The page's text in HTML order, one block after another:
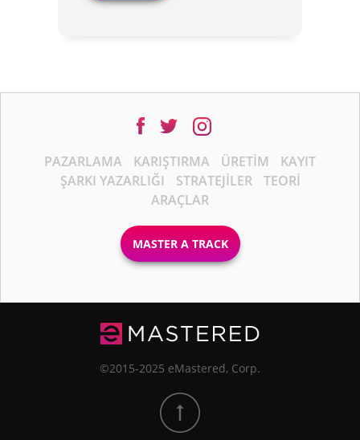
PAZARLAMA KARIŞTIRMA ÜRETIM
KAYIT
ŞARKI YAZARLIĞI
STRATEJILER
TEORI
ARAÇLAR
MASTER A TRACK
©2015-2025 eMastered, Corp.